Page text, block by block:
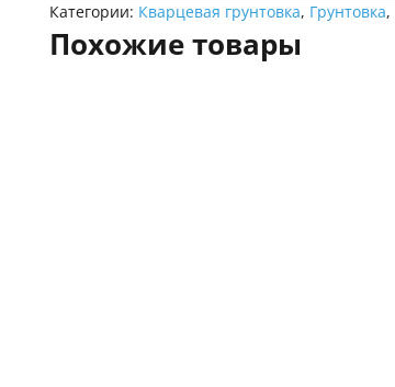
Категории: Кварцевая грунтовка, Грунтовка,
Похожие товары